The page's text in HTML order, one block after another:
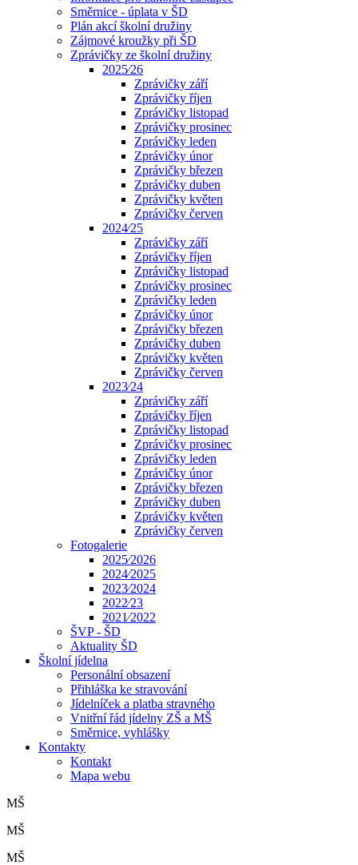
Směrnice - úplata v ŠD
Plán akcí školní družiny
Zájmové kroužky při ŠD
Zprávičky ze školní družiny
2025⁄26
Zprávičky září
Zprávičky říjen
Zprávičky listopad
Zprávičky prosinec
Zprávičky leden
Zprávičky únor
Zprávičky březen
Zprávičky duben
Zprávičky květen
Zprávičky červen
2024⁄25
Zprávičky září
Zprávičky říjen
Zprávičky listopad
Zprávičky prosinec
Zprávičky leden
Zprávičky únor
Zprávičky březen
Zprávičky duben
Zprávičky květen
Zprávičky červen
2023⁄24
Zprávičky září
Zprávičky říjen
Zprávičky listopad
Zprávičky prosinec
Zprávičky leden
Zprávičky únor
Zprávičky březen
Zprávičky duben
Zprávičky květen
Zprávičky červen
Fotogalerie
2025⁄2026
2024⁄2025
2023⁄2024
2022⁄23
2021⁄2022
ŠVP - ŠD
Aktuality ŠD
Školní jídelna
Personální obsazení
Přihláška ke stravování
Jídelníček a platba stravného
Vnitřní řád jídelny ZŠ a MŠ
Směrnice, vyhlášky
Kontakty
Kontakt
Mapa webu
MŠ
MŠ
MŠ